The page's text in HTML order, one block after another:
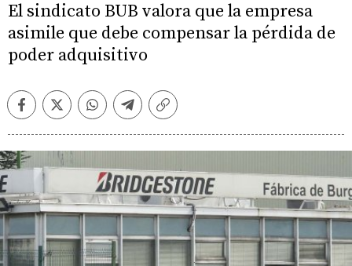
El sindicato BUB valora que la empresa
asimile que debe compensar la pérdida de
poder adquisitivo
FacebookTwitterWhatsappTelegramCopiar